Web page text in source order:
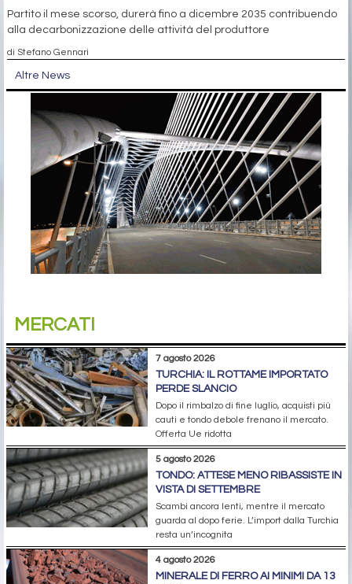
Partito il mese scorso, durerà fino a dicembre 2035 contribuendo
alla decarbonizzazione delle attività del produttore
di Stefano Gennari
Altre News
MERCATI
7 agosto 2026
TURCHIA: IL ROTTAME IMPORTATO
PERDE SLANCIO
Dopo il rimbalzo di fine luglio, acquisti più
cauti e tondo debole frenano il mercato.
Offerta Ue ridotta
5 agosto 2026
TONDO: ATTESE MENO RIBASSISTE IN
VISTA DI SETTEMBRE
Scambi ancora lenti, mentre il mercato
guarda al dopo ferie. L’import dalla Turchia
resta un’incognita
4 agosto 2026
MINERALE DI FERRO AI MINIMI DA 13